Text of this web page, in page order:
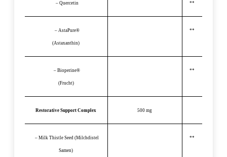
– Quercetin **
– AstaPure®
(Astaxanthin)
**
– Bioperine®
(Frucht)
**
Restorative Support Complex 500 mg
– Milk Thistle Seed (Milchdistel
Samen)
**